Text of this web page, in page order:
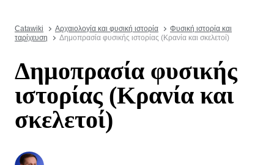
Catawiki Αρχαιολογία και φυσική ιστορία
Φυσική ιστορία και
ταρίχευση
Δημοπρασία φυσικής ιστορίας (Κρανία και σκελετοί)
Δημοπρασία φυσικής
ιστορίας (Κρανία και
σκελετοί)